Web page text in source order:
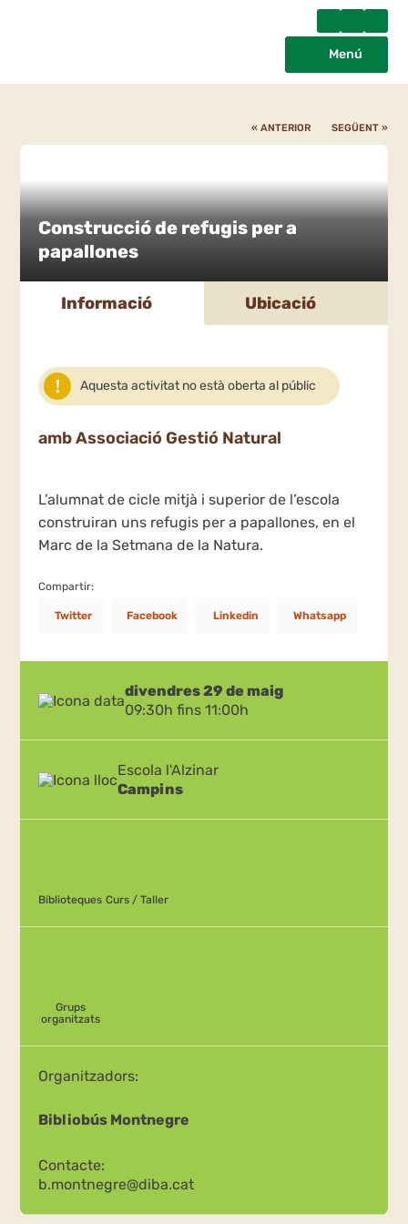
Menú
« ANTERIOR SEGÜENT »
Construcció de refugis per a
papallones
Informació Ubicació
Aquesta activitat no està oberta al públic
amb Associació Gestió Natural
L’alumnat de cicle mitjà i superior de l’escola
construiran uns refugis per a papallones, en el
Marc de la Setmana de la Natura.
Compartir:
Twitter Facebook Linkedin Whatsapp
divendres 29 de maig
09:30h fins 11:00h
Escola l'Alzinar
Campins
Biblioteques Curs / Taller
Grups
organitzats
Organitzadors:
Bibliobús Montnegre
Contacte:
b.montnegre@diba.cat